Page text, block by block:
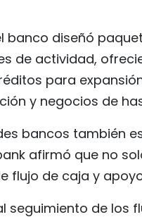
banco diseñó
de actividad,
para
y negocios de
bancos también
afirmó que no
flujo de caja y
seguimiento de los